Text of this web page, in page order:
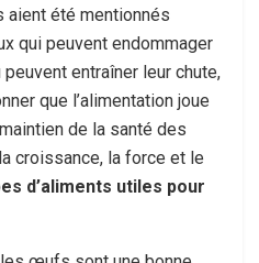
aient été mentionnés
qui peuvent endommager
entraîner leur chute,
que l’alimentation joue
de la santé des
croissance, la force et le
d’aliments utiles pour